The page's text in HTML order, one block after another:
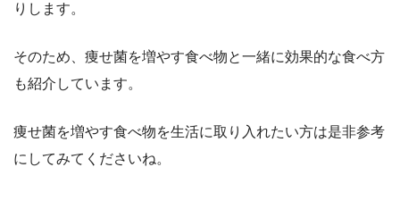
りします。
そのため、痩せ菌を増やす食べ物と一緒に効果的な食べ方
も紹介しています。
痩せ菌を増やす食べ物を生活に取り入れたい方は是非参考
にしてみてくださいね。